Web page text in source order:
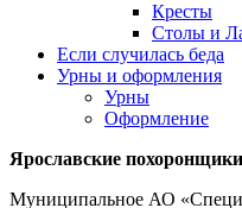
Кресты
Столы и
Если случилась беда
Урны и оформления
Урны
Оформление
Ярославские
Муниципальное АО